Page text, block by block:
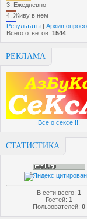
3. Ежедневно
4. Живу в нем
Результаты | Архив
Всего ответов: 1544
РЕКЛАМА
Все о сексе !!!
СТАТИСТИКА
В сети всего: 1
Гостей: 1
Пользователей: 0